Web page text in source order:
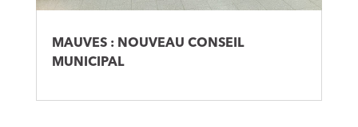
MAUVES : NOUVEAU CONSEIL
MUNICIPAL